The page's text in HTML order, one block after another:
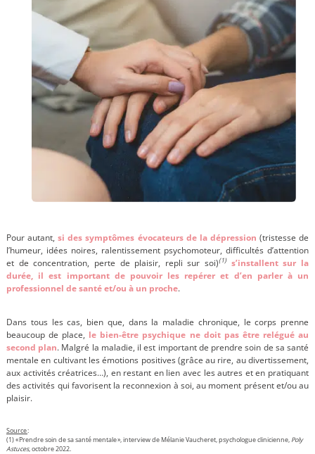
Pour autant,si des symptômes évocateurs de la dépression (tristesse de
l’humeur, idées noires, ralentissement psychomoteur, difficultés d’attention
et de concentration, perte de plaisir, repli sur soi)(1) s’installent sur la
durée, il est important de pouvoir les repérer et d’en parler à un
professionnel de santé et/ou à un proche.
Dans tous les cas, bien que, dans la maladie chronique, le corps prenne
beaucoup de place, le bien-être psychique ne doit pas être relégué au
second plan. Malgré la maladie, il est important de prendre soin de sa santé
mentale en cultivant les émotions positives (grâce au rire, au divertissement,
aux activités créatrices…), en restant en lien avec les autres et en pratiquant
des activités qui favorisent la reconnexion à soi, au moment présent et/ou au
plaisir.
Source:
(1) « Prendre soin de sa santé mentale », interview de Mélanie Vaucheret, psychologue clinicienne, Poly
Astuces, octobre 2022.